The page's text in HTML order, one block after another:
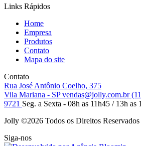
Links Rápidos
Home
Empresa
Produtos
Contato
Mapa do site
Contato
Rua José Antônio Coelho, 375
Vila Mariana - SPvendas@jolly.com.br
9721 Seg. a Sexta - 08h as 11h45 / 13h as
Jolly ©2026 Todos os Direitos Reservados
Siga-nos